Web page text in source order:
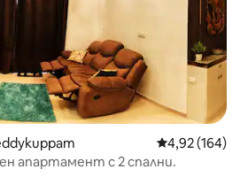
Средна
4,92 (164)
апартамент с 2 спални.